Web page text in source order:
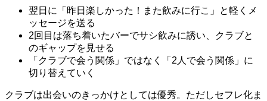
翌日に「昨日楽しかった！また飲みに行こ」と軽くメ
ッセージを送る
2回目は落ち着いたバーでサシ飲みに誘い、クラブと
のギャップを見せる
「クラブで会う関係」ではなく「2人で会う関係」に
切り替えていく
クラブは出会いのきっかけとしては優秀。ただしセフレ化ま